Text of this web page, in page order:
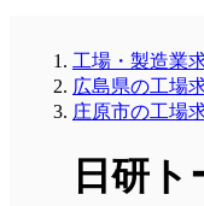
工場・製造業
広島県の工場
庄原市の工場
日研